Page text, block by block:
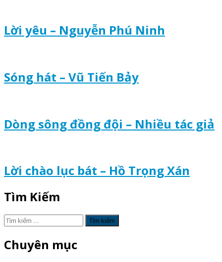
Lời yêu – Nguyễn Phú Ninh
Sóng hát – Vũ Tiến Bảy
Dòng sông đồng đội – Nhiều tác giả
Lời chào lục bát – Hồ Trọng Xán
Tìm Kiếm
Tìm
cho:
Chuyên mục